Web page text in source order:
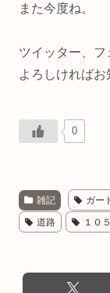
また今度ね。
ツイッター、フ
よろしければお
0
雑記 ガー
道路 １０